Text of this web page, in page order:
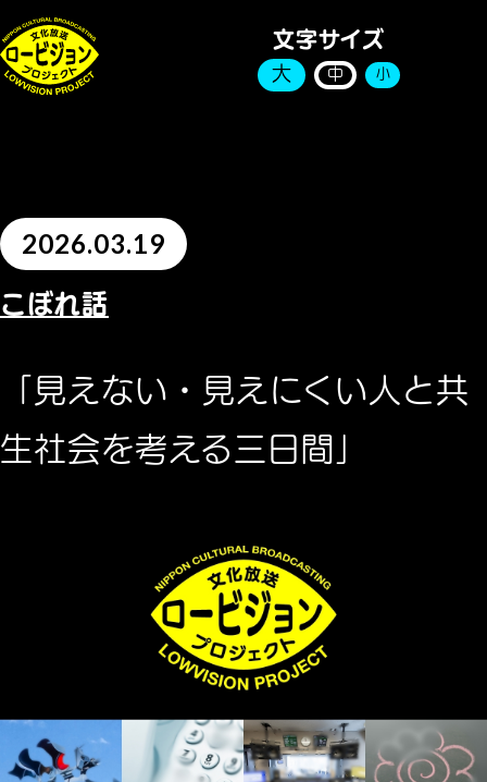
文字サイズ
大 中 小
2026.03.19
こぼれ話
「見えない・見えにくい人と共
生社会を考える三日間」